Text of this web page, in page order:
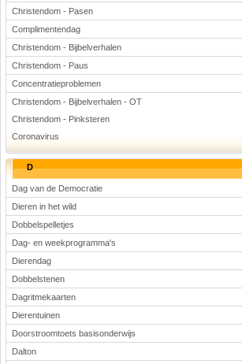
Christendom - Pasen
Complimentendag
Christendom - Bijbelverhalen
Christendom - Paus
Concentratieproblemen
Christendom - Bijbelverhalen - OT
Christendom - Pinksteren
Coronavirus
D
Dag van de Democratie
Dieren in het wild
Dobbelspelletjes
Dag- en weekprogramma's
Dierendag
Dobbelstenen
Dagritmekaarten
Dierentuinen
Doorstroomtoets basisonderwijs
Dalton